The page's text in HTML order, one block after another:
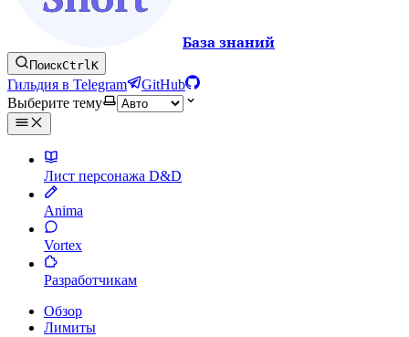
База знаний
ПоискCtrlK
Гильдия в Telegram
GitHub
Выберите тему
Лист персонажа D&D
Anima
Vortex
Разработчикам
Обзор
Лимиты